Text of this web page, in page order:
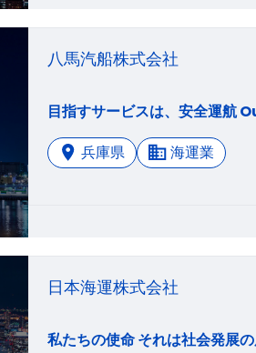
八馬汽船株式会社
兵庫県
海運業
日本海運株式会社